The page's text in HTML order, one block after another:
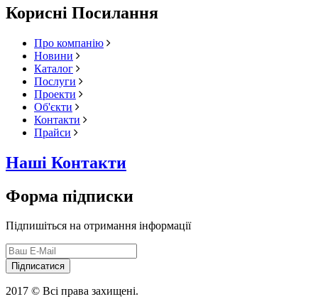
Корисні Посилання
Про компанію
Новини
Каталог
Послуги
Проекти
Об'єкти
Контакти
Прайси
Наші Контакти
Форма підписки
Підпишіться на отримання інформації
Підписатися
2017 © Всі права захищені.